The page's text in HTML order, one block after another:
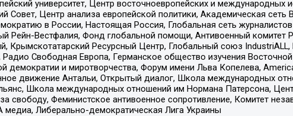
университет, Центр восточноевропейских и
Совет, Центр анализа европейской политики, Академическая сеть
в России, Настоящая Россия, Глобальная сеть
Рейн-Вестфалия, Фонд глобальной помощи, Антивоенный комитет
Крымскотатарский Ресурсный Центр, Глобальный союз
Радио Свободная Европа, Германское общество изучения
и миротворчества, Форум имени Льва Копелева,
движение Антальи, Открытый диалог, Школа международных
Школа международных отношений им Нормана Патерсона,
свободу, Феминистское антивоенное сопротивление, Комитет
Либерально-демократическая Лига Украины